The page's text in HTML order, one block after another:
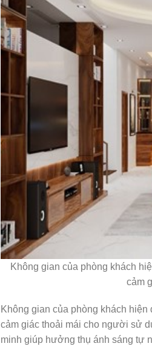
Không gian của phòng khách
cảm
Không gian của phòng khách
cảm giác thoải mái cho người sử
minh giúp hưởng thụ ánh sáng tự